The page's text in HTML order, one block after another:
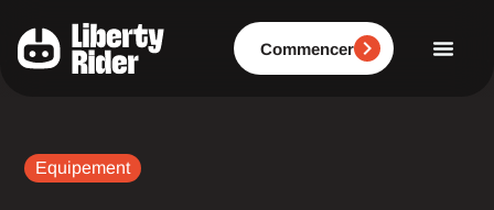
contenu
Commencer
Equipement